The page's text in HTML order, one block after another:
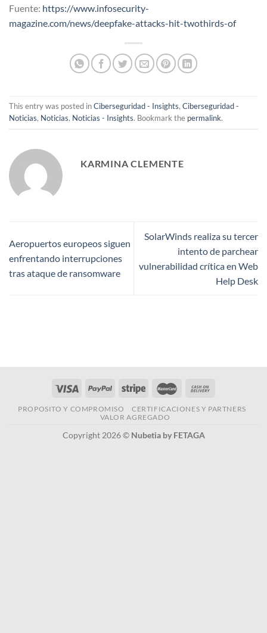
Fuente: https://www.infosecurity-
magazine.com/news/deepfake-attacks-hit-twothirds-of
This entry was posted inCiberseguridad - Insights, Ciberseguridad -
Noticias, Noticias, Noticias - Insights. Bookmark the permalink.
KARMINA CLEMENTE
Aeropuertos europeos siguen
enfrentando interrupciones
tras ataque de ransomware
SolarWinds realiza su tercer
intento de parchear
vulnerabilidad crítica en Web
Help Desk
PROPOSITO Y COMPROMISO
CERTIFICACIONES Y PARTNERS
VALOR AGREGADO
Copyright 2026 © Nubetia by FETAGA